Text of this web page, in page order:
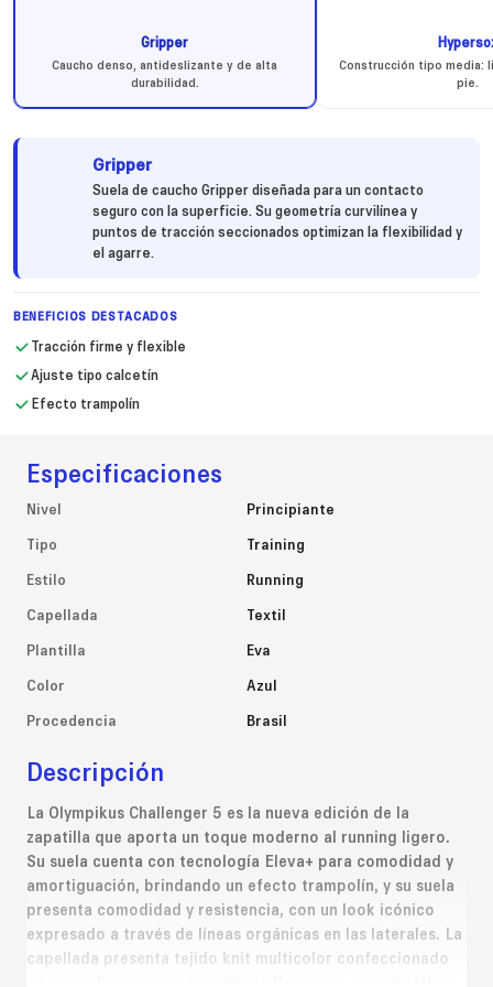
Gripper
Caucho denso, antideslizante y de alta
durabilidad.
Construcción tipo media:
pie.
Gripper
Suela de caucho Gripper diseñada para un contacto
seguro con la superficie. Su geometría curvilínea y
puntos de tracción seccionados optimizan la flexibilidad y
el agarre.
BENEFICIOS DESTACADOS
Tracción firme y flexible
Ajuste tipo calcetín
Efecto trampolín
Especificaciones
Nivel
Principiante
Tipo
Training
Estilo
Running
Capellada
Textil
Plantilla
Eva
Color
Azul
Procedencia
Brasil
Descripción
La Olympikus Challenger 5 es la nueva edición de la
zapatilla que aporta un toque moderno al running ligero.
Su suela cuenta con tecnología Eleva+ para comodidad y
amortiguación, brindando un efecto trampolín, y su suela
presenta comodidad y resistencia, con un look icónico
expresado a través de líneas orgánicas en las laterales. La
capellada presenta tejido knit multicolor confeccionado